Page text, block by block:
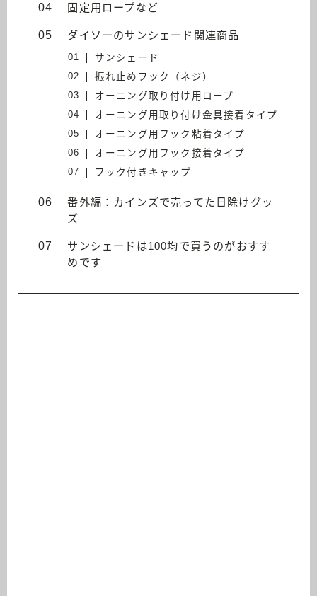
固定用ロープなど
ダイソーのサンシェード関連商品
サンシェード
振れ止めフック（ネジ）
オーニング取り付け用ロープ
オーニング用取り付け金具接着タイプ
オーニング用フック粘着タイプ
オーニング用フック接着タイプ
フック付きキャップ
番外編：カインズで売ってた日除けグッ
ズ
サンシェードは100均で買うのがおすす
めです